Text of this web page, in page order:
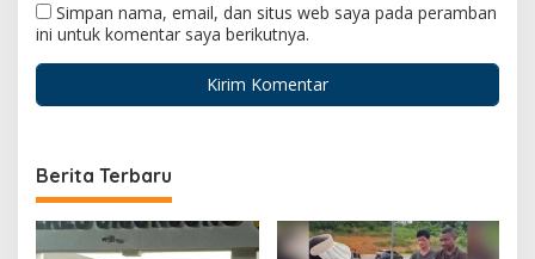
Simpan nama, email, dan situs web saya pada peramban
ini untuk komentar saya berikutnya.
Berita Terbaru